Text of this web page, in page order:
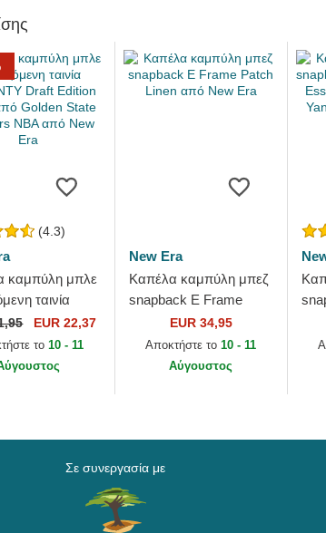
(4.3)
καμπύλη μπλε
ταινία
Draft Edition
Golden State
NBA...
EUR 22,37
το10 - 11
New Era
Καπέλα καμπύλη μπεζ
snapback E Frame
Patch Linen από New
Era
EUR 34,95
Αποκτήστε το10 - 11
Αύγουστος
Σε συνεργασία με